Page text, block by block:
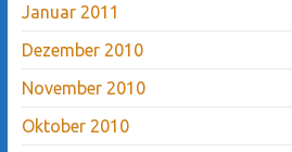
Januar 2011
Dezember 2010
November 2010
Oktober 2010